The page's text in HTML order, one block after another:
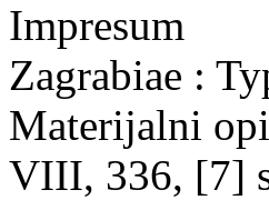
Impresum
Zagrabiae :
Materijalni
VIII, 336, [7]